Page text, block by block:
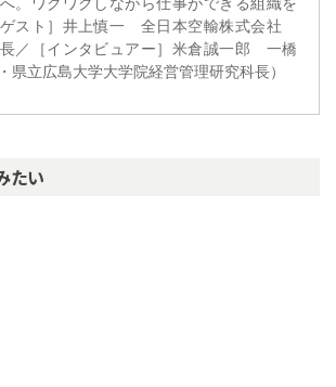
。ワクワクしながら仕事ができる組織を
スト］井上慎一 全日本空輸株式会社
／［インタビュアー］米倉誠一郎 一橋
県立広島大学大学院経営管理研究科長）
たい